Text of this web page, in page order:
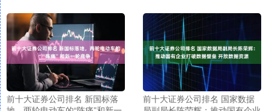
前十大证券公司排名 新国标落
前十大证券公司排名 国家数据